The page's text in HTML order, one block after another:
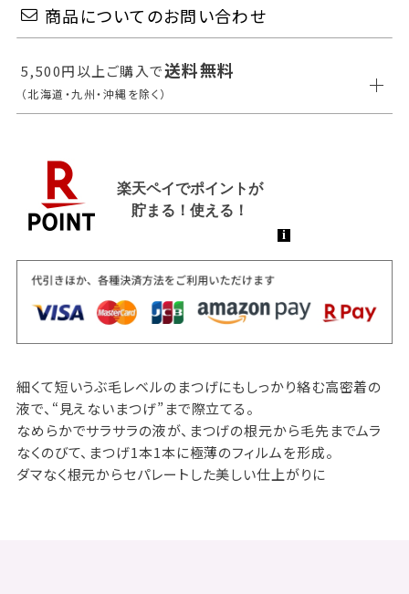
商品についてのお問い合わせ
5,500円以上ご購入で送料無料
（北海道・九州・沖縄を除く）
細くて短いうぶ毛レベルのまつげにもしっかり絡む高密着の
液で、“見えないまつげ”まで際立てる。
なめらかでサラサラの液が、まつげの根元から毛先までムラ
なくのびて、まつげ1本1本に極薄のフィルムを形成。
ダマなく根元からセパレートした美しい仕上がりに